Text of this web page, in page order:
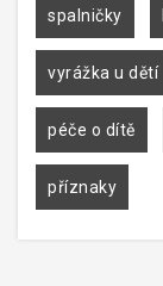
spalničky
vyrážka u dětí
péče o dítě
příznaky